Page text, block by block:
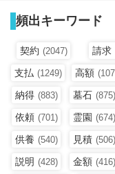
頻出キーワード
契約 (2047) 請求
支払 (1249) 高額
納得 (883) 墓石 (875)
依頼 (701) 霊園 (674)
供養 (540) 見積 (506)
説明 (428) 金額 (416)